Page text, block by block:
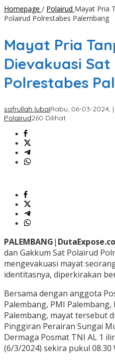
Homepage / Polairud Mayat Pria
Polairud Polrestabes Palembang
Mayat Pria
Dievakuasi
Polrestabes
safrullah lubaiRabu, 06-03-2024, |
Polairud260 Dilihat
PALEMBANG|
dan Gakkum Sat Polairud
mengevakuasi mayat
identitasnya, diperkirakan
Bersama dengan anggota
Palembang, PMI
Palembang, mayat tersebut
Pinggiran Perairan Sungai
Dermaga Posmat TNI AL 1
(6/3/2024) sekira pukul 08.30